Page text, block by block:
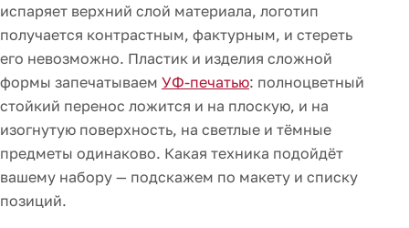
испаряет верхний слой материала, логотип
получается контрастным, фактурным, и стереть
его невозможно. Пластик и изделия сложной
формы запечатываем УФ-печатью: полноцветный
стойкий перенос ложится и на плоскую, и на
изогнутую поверхность, на светлые и тёмные
предметы одинаково. Какая техника подойдёт
вашему набору — подскажем по макету и списку
позиций.